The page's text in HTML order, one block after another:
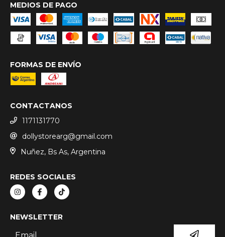
MEDIOS DE PAGO
FORMAS DE ENVÍO
CONTACTANOS
1171131770
dollystorearg@gmail.com
Nuñez, Bs As, Argentina
REDES SOCIALES
NEWSLETTER